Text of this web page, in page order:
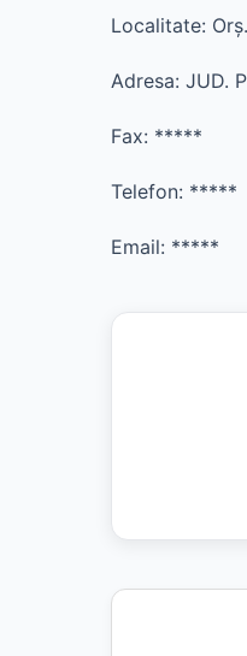
Localitate:
Adresa: JUD.
Fax: *****
Telefon: *****
Email: *****